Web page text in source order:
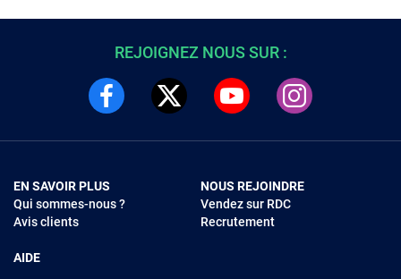
REJOIGNEZ NOUS SUR :
EN SAVOIR PLUS
Qui sommes-nous ?
Avis clients
AIDE
NOUS REJOINDRE
Vendez sur RDC
Recrutement